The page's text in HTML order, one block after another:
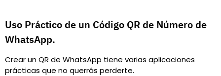
Uso Práctico de un Código QR de Número de
WhatsApp.
Crear un QR de WhatsApp tiene varias aplicaciones
prácticas que no querrás perderte.